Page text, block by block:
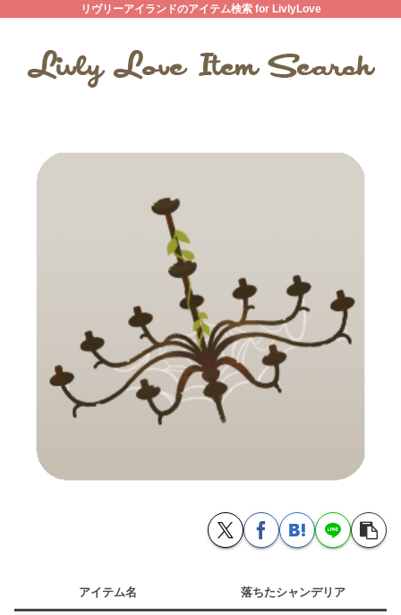
リヴリーアイランドのアイテム検索 for LivlyLove
アイテム名 落ちたシャンデリア